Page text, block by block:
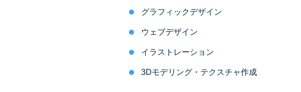
グラフィックデザイン
ウェブデザイン
イラストレーション
3Dモデリング・テクスチャ作成